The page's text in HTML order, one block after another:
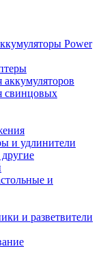
Power
аккумуляторов
свинцовых
и удлинители
и
и разветвители